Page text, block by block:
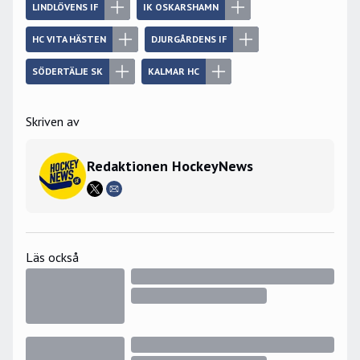
LINDLÖVENS IF IK OSKARSHAMN
HC VITA HÄSTEN DJURGÅRDENS IF
SÖDERTÄLJE SK KALMAR HC
Skriven av
Redaktionen HockeyNews
Läs också